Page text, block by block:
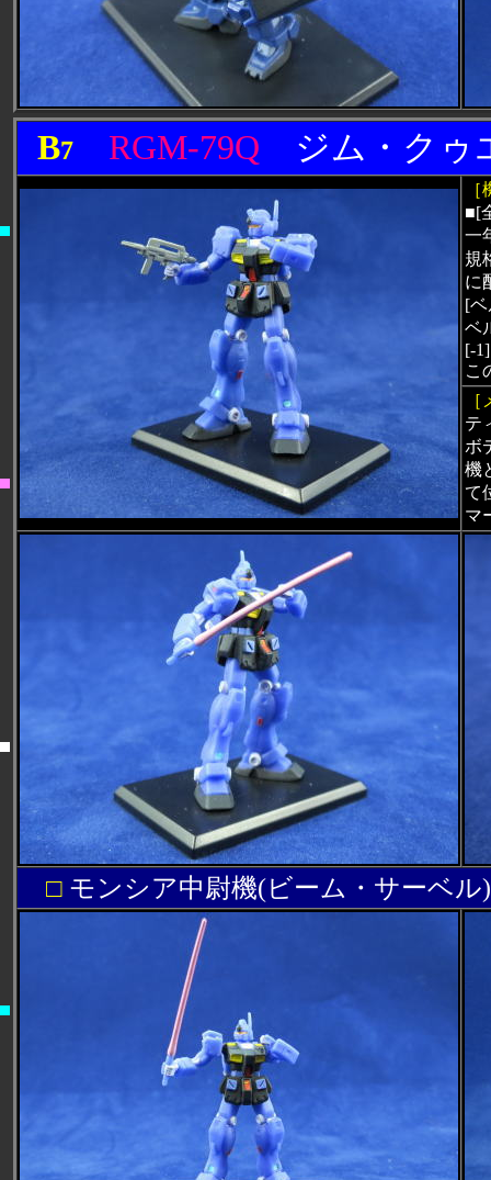
B7 RGM-79Q ジム・ク
■[
一
規
に
[
ベ
[-
こ
テ
ボ
機
て
マ
□ モンシア中尉機(ビーム・サーベ